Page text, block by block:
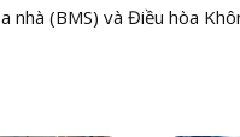
(BMS) và Điều hòa